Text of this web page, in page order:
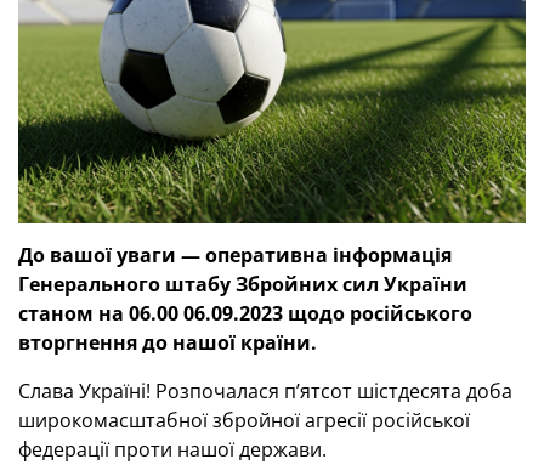
До вашої уваги — оперативна інформація
Генерального штабу Збройних сил України
станом на 06.00 06.09.2023 щодо російського
вторгнення до нашої країни.
Слава Україні! Розпочалася п’ятсот шістдесята доба
широкомасштабної збройної агресії російської
федерації проти нашої держави.